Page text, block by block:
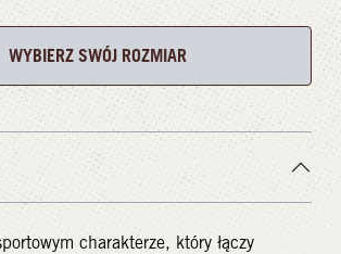
WYBIERZ SWÓJ ROZMIAR
charakterze, który łączy